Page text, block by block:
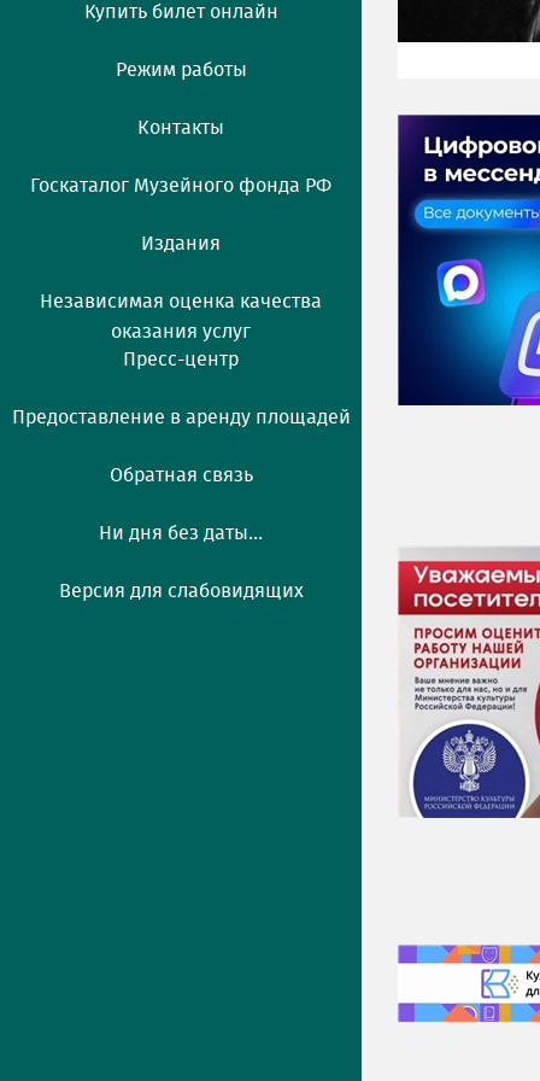
Купить билет онлайн
Режим работы
Контакты
Госкаталог Музейного фонда РФ
Издания
Независимая оценка качества
оказания услуг
Пресс-центр
Предоставление в аренду площадей
Обратная связь
Ни дня без даты...
Версия для слабовидящих